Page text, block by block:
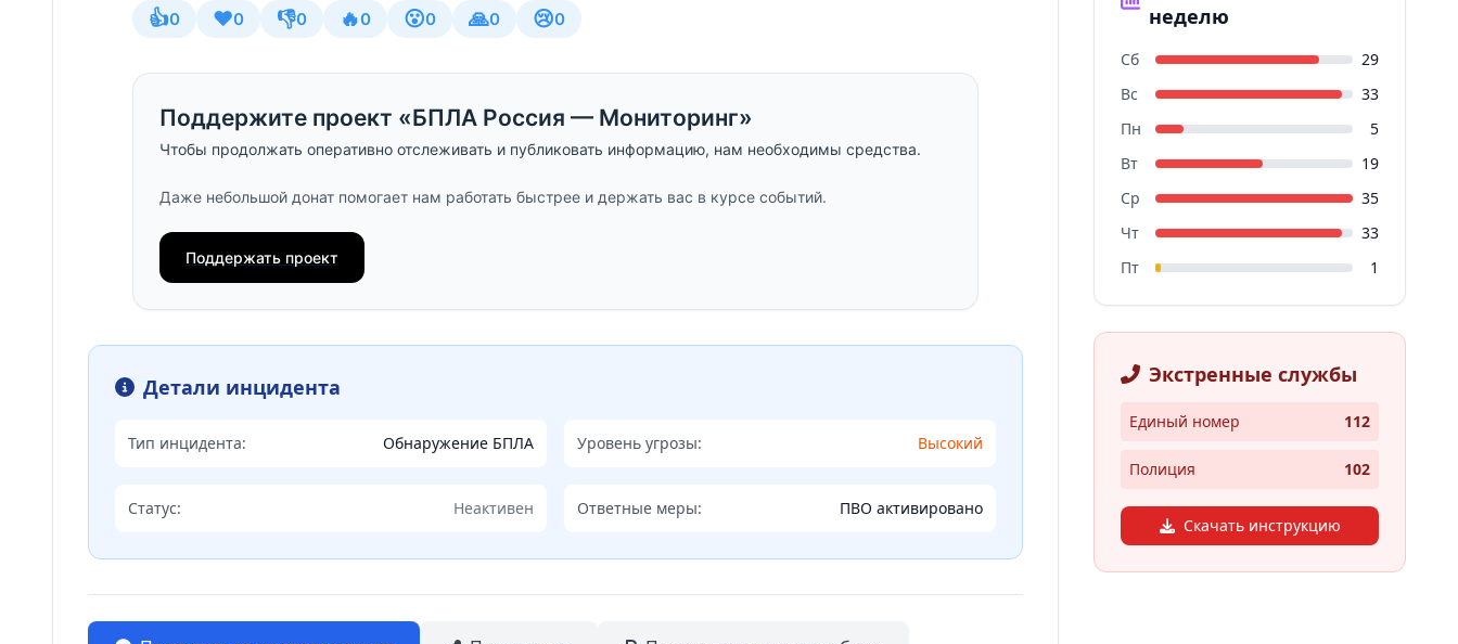
👍0 ❤️0 👎0 🔥0 😮0 🙏0 😢0
Поддержите проект «БПЛА Россия — Мониторинг»
Чтобы продолжать оперативно отслеживать и публиковать информацию, нам необходимы средства.
Даже небольшой донат помогает нам работать быстрее и держать вас в курсе событий.
Поддержать проект
Детали инцидента
Тип инцидента: Обнаружение БПЛА Уровень угрозы: Высокий
Статус: Неактивен Ответные меры: ПВО активировано
неделю
Сб
29
Вс
33
Пн
5
Вт
19
Ср
35
Чт
33
Пт
1
Экстренные службы
Единый номер 112
Полиция 102
Скачать инструкцию